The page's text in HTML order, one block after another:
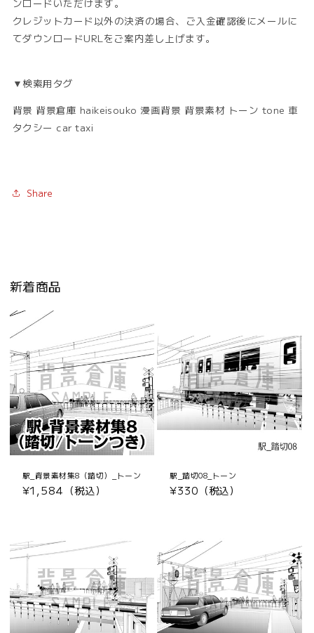
ンロードいただけます。
クレジットカード以外の決済の場合、ご入金確認後にメールに
てダウンロードURLをご案内差し上げます。
▼検索用タグ
背景 背景倉庫 haikeisouko 漫画背景 背景素材 トーン tone 車
タクシー car taxi
Share
新着商品
駅_背景素材集8（踏切）_トーン
通
¥1,584（税込）
駅_踏切08_トーン
通
¥330（税込）